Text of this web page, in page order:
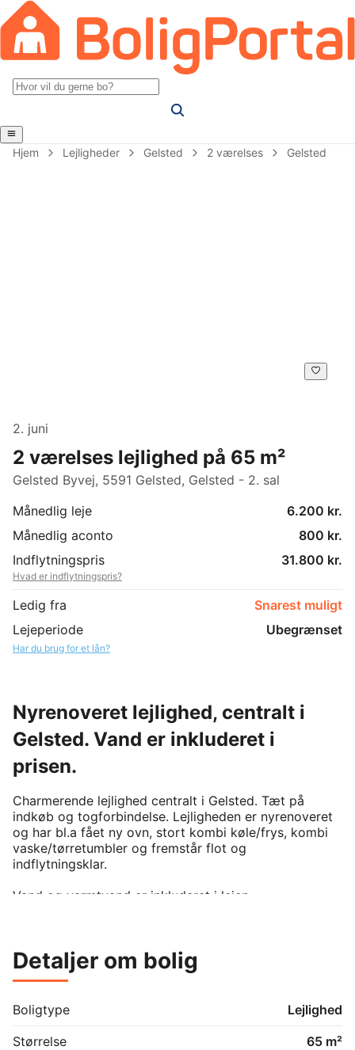
Hjem Lejligheder Gelsted 2 værelses Gelsted
2. juni
2 værelses lejlighed på 65 m²
Gelsted Byvej, 5591 Gelsted, Gelsted - 2. sal
Månedlig leje
6.200 kr.
Månedlig aconto
800 kr.
Indflytningspris
31.800 kr.
Hvad er indflytningspris?
Ledig fra
Snarest muligt
Lejeperiode
Ubegrænset
Har du brug for et lån?
Nyrenoveret lejlighed, centralt i
Gelsted. Vand er inkluderet i
prisen.
Charmerende lejlighed centralt i Gelsted. Tæt på
indkøb og togforbindelse. Lejligheden er nyrenoveret
og har bl.a fået ny ovn, stort kombi køle/frys, kombi
vaske/tørretumbler og fremstår flot og
indflytningsklar.
Vand og varmtvand er inkluderet i lejen.
Detaljer om bolig
Boligtype
Lejlighed
Størrelse
65 m²